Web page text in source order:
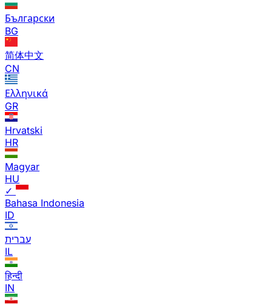
Български
BG
简体中文
CN
Ελληνικά
GR
Hrvatski
HR
Magyar
HU
✓
Bahasa Indonesia
ID
עברית
IL
हिन्दी
IN